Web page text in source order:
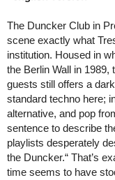
The Duncker Club in
scene exactly what
institution. Housed in
the Berlin Wall in
guests still offers a
standard techno here;
alternative, and pop
sentence to describe
playlists desperately
the Duncker.“ That’s
time seems to have